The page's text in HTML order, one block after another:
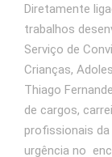
Diretamente
trabalhos
Serviço de
Crianças,
Thiago
de cargos,
profissionais
urgência no